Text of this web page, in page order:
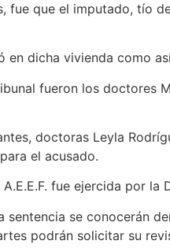
fue que el imputado, tío
en dicha vivienda como
fueron los doctores
doctoras Leyla
el acusado.
fue ejercida por la
sentencia se conocerán
podrán solicitar su